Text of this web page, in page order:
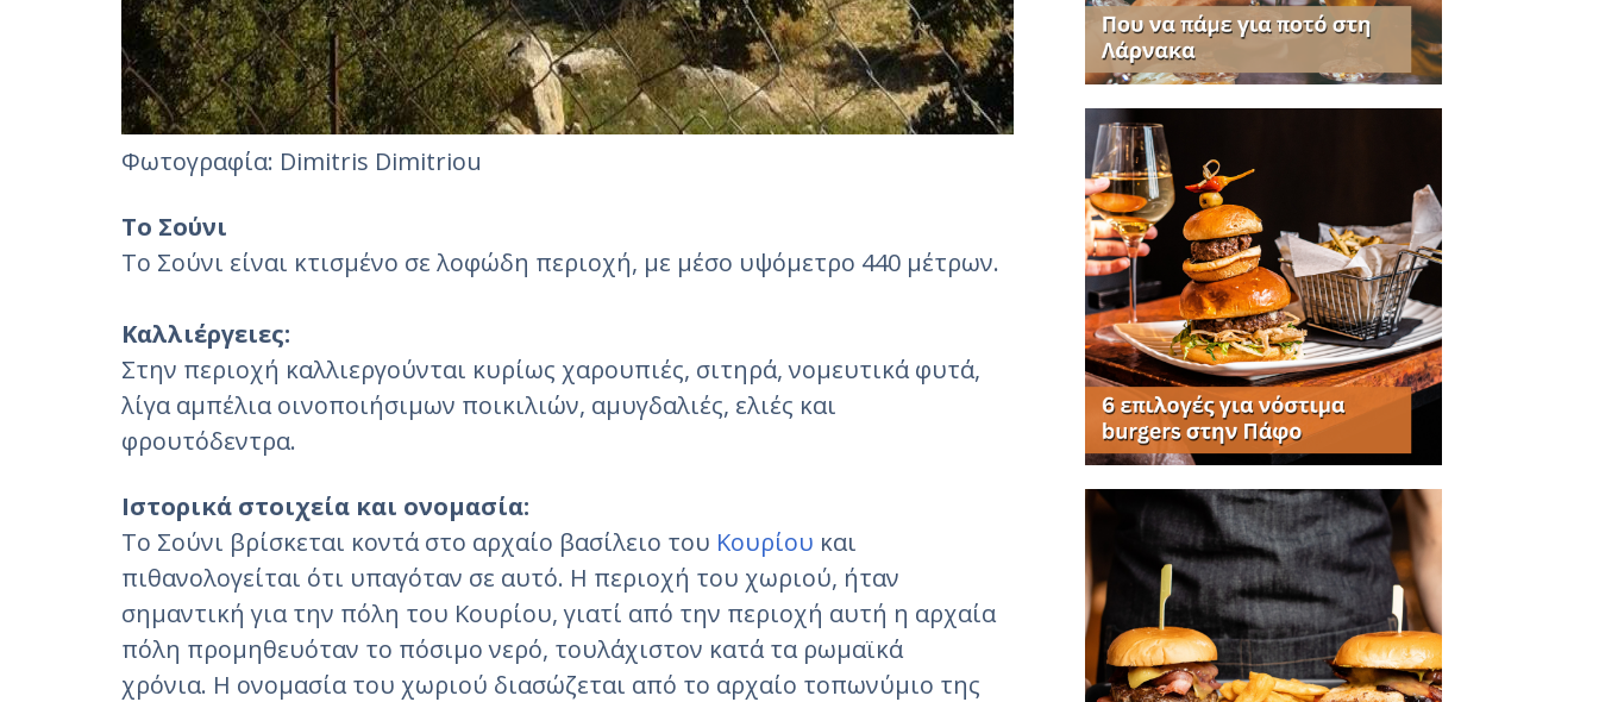
Φωτογραφία: Dimitris Dimitriou
Το Σούνι
Το Σούνι είναι κτισμένο σε λοφώδη περιοχή, με μέσο υψόμετρο 440 μέτρων.
Καλλιέργειες:
Στην περιοχή καλλιεργούνται κυρίως χαρουπιές, σιτηρά, νομευτικά φυτά,
λίγα αμπέλια οινοποιήσιμων ποικιλιών, αμυγδαλιές, ελιές και
φρουτόδεντρα.
Ιστορικά στοιχεία και ονομασία:
Το Σούνι βρίσκεται κοντά στο αρχαίο βασίλειο του Κουρίου και
πιθανολογείται ότι υπαγόταν σε αυτό. Η περιοχή του χωριού, ήταν
σημαντική για την πόλη του Κουρίου, γιατί από την περιοχή αυτή η αρχαία
πόλη προμηθευόταν το πόσιμο νερό, τουλάχιστον κατά τα ρωμαϊκά
χρόνια. Η ονομασία του χωριού διασώζεται από το αρχαίο τοπωνύμιο της